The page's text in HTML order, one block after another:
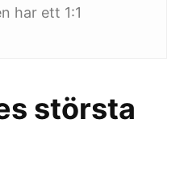
har ett 1:1
största